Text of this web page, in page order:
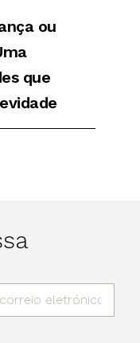
ou
que